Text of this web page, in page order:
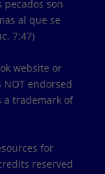
pecados son
al que se
7:47)
website or
NOT endorsed
a trademark of
for
reserved